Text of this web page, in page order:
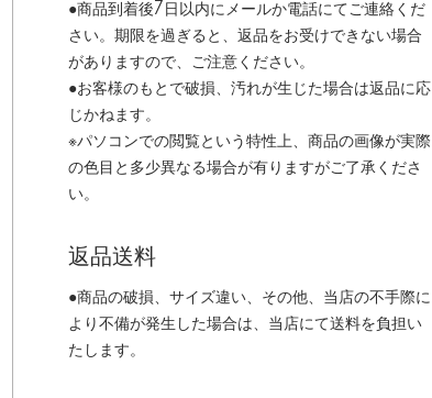
●商品到着後7日以内にメールか電話にてご連絡くだ
さい。期限を過ぎると、返品をお受けできない場合
がありますので、ご注意ください。
●お客様のもとで破損、汚れが生じた場合は返品に応
じかねます。
※パソコンでの閲覧という特性上、商品の画像が実際
の色目と多少異なる場合が有りますがご了承くださ
い。
返品送料
●商品の破損、サイズ違い、その他、当店の不手際に
より不備が発生した場合は、当店にて送料を負担い
たします。